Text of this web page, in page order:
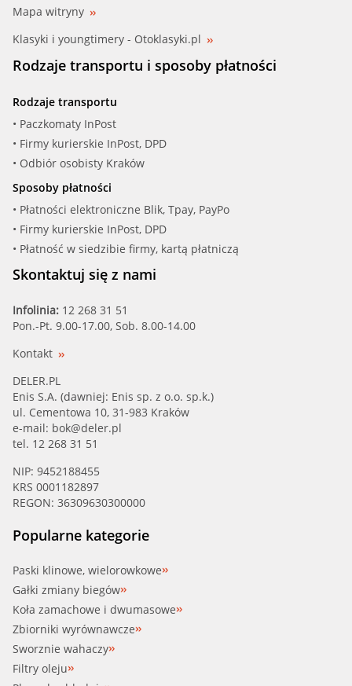
Mapa witryny
Klasyki i youngtimery - Otoklasyki.pl
Rodzaje transportu i sposoby płatności
Rodzaje transportu
• Paczkomaty InPost
• Firmy kurierskie InPost, DPD
• Odbiór osobisty Kraków
Sposoby płatności
• Płatności elektroniczne Blik, Tpay, PayPo
• Firmy kurierskie InPost, DPD
• Płatność w siedzibie firmy, kartą płatniczą
Skontaktuj się z nami
Infolinia: 12 268 31 51
Pon.-Pt. 9.00-17.00, Sob. 8.00-14.00
Kontakt
DELER.PL
Enis S.A. (dawniej: Enis sp. z o.o. sp.k.)
ul. Cementowa 10, 31-983 Kraków
e-mail: bok@deler.pl
tel. 12 268 31 51
NIP: 9452188455
KRS 0001182897
REGON: 36309630300000
Popularne kategorie
Paski klinowe, wielorowkowe
Gałki zmiany biegów
Koła zamachowe i dwumasowe
Zbiorniki wyrównawcze
Sworznie wahaczy
Filtry oleju